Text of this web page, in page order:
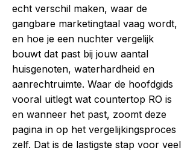
echt verschil maken, waar de
gangbare marketingtaal vaag wordt,
en hoe je een nuchter vergelijk
bouwt dat past bij jouw aantal
huisgenoten, waterhardheid en
aanrechtruimte. Waar de hoofdgids
vooral uitlegt wat countertop RO is
en wanneer het past, zoomt deze
pagina in op het vergelijkingsproces
zelf. Dat is de lastigste stap voor veel